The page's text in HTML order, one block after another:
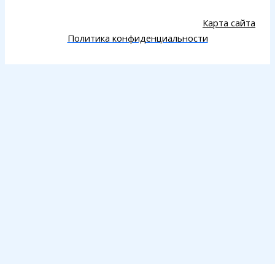
Карта сайта
Политика конфиденциальности